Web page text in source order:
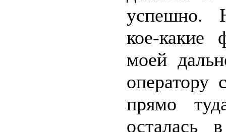
успешно.
кое-
моей
оператору
прямо
осталась